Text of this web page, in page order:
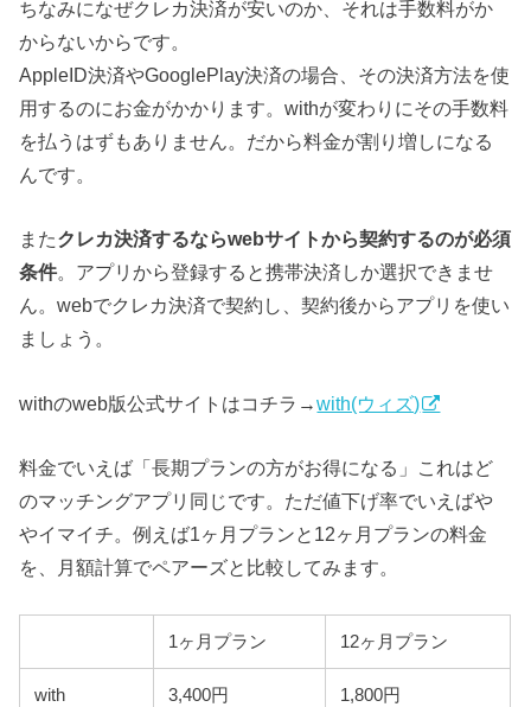
ちなみになぜクレカ決済が安いのか、それは手数料がか
からないからです。
AppleID決済やGooglePlay決済の場合、その決済方法を使
用するのにお金がかかります。withが変わりにその手数料
を払うはずもありません。だから料金が割り増しになる
んです。
またクレカ決済するならwebサイトから契約するのが必須
条件。アプリから登録すると携帯決済しか選択できませ
ん。webでクレカ決済で契約し、契約後からアプリを使い
ましょう。
withのweb版公式サイトはコチラ→with(ウィズ)
料金でいえば「長期プランの方がお得になる」これはど
のマッチングアプリ同じです。ただ値下げ率でいえばや
やイマイチ。例えば1ヶ月プランと12ヶ月プランの料金
を、月額計算でペアーズと比較してみます。
1ヶ月プラン 12ヶ月プラン
with 3,400円 1,800円